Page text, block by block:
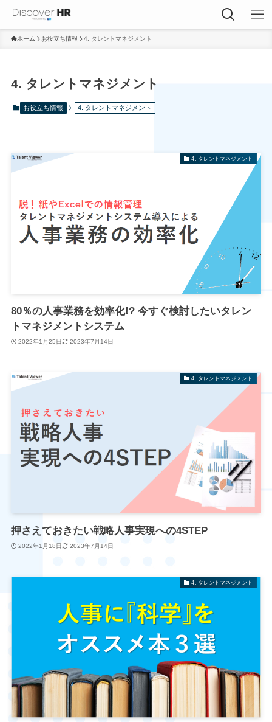
ホーム お役立ち情報 4. タレントマネジメント
4. タレントマネジメント
お役立ち情報 4. タレントマネジメント
4. タレントマネジメント
80％の人事業務を効率化!? 今すぐ検討したいタレン
トマネジメントシステム
2022年1月25日 2023年7月14日
4. タレントマネジメント
押さえておきたい戦略人事実現への4STEP
2022年1月18日 2023年7月14日
4. タレントマネジメント